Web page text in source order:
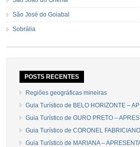
São José do Goiabal
Sobrália
POSTS RECENTES
Regiões geográficas mineiras
Guia Turístico de BELO HORIZONTE –
Guia Turístico de OURO PRETO –
Guia Turístico de CORONEL
Guia Turístico de MARIANA –